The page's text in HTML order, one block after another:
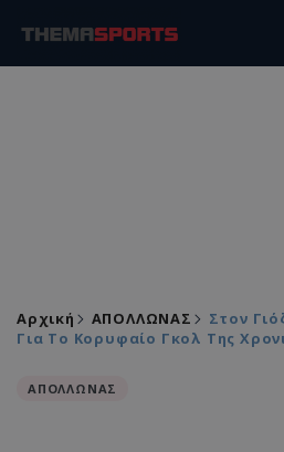
Αρχική ΑΠΟΛΛΩΝΑΣ
Στον
Για Το Κορυφαίο Γκολ Της
ΑΠΟΛΛΩΝΑΣ